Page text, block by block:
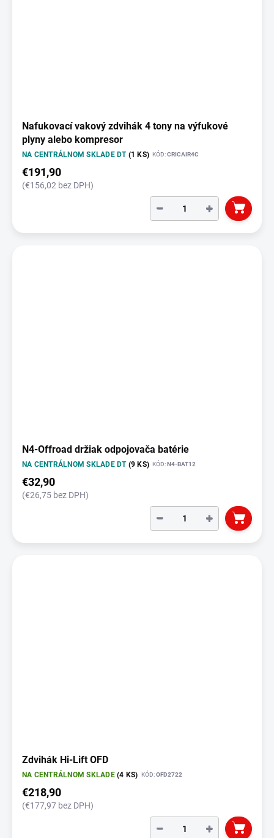
Nafukovací vakový zdvihák 4 tony na výfukové
plyny alebo kompresor
NA CENTRÁLNOM SKLADE DT (1 KS) KÓD:CRICAIR4C
€191,90
(€156,02 bez DPH)
+
−
N4-Offroad držiak odpojovača batérie
NA CENTRÁLNOM SKLADE DT (9 KS) KÓD:N4-BAT12
€32,90
(€26,75 bez DPH)
+
−
Zdvihák Hi-Lift OFD
NA CENTRÁLNOM SKLADE(4 KS) KÓD:OFD2722
€218,90
(€177,97 bez DPH)
+
−